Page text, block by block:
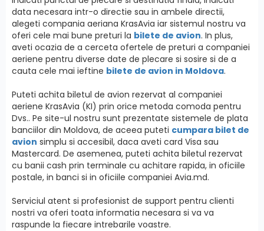
data necesara intr-o directie sau in ambele directii,
alegeti compania aeriana KrasAvia iar sistemul nostru va
oferi cele mai bune preturi la bilete de avion. In plus,
aveti ocazia de a cerceta ofertele de preturi a companiei
aeriene pentru diverse date de plecare si sosire si de a
cauta cele mai ieftine bilete de avion in Moldova.
Puteti achita biletul de avion rezervat al companiei
aeriene KrasAvia (KI) prin orice metoda comoda pentru
Dvs.. Pe site-ul nostru sunt prezentate sistemele de plata
banciilor din Moldova, de aceea puteti cumpara bilet de
avion simplu si accesibil, daca aveti card Visa sau
Mastercard. De asemenea, puteti achita biletul rezervat
cu banii cash prin terminale cu achitare rapida, in oficiile
postale, in banci si in oficiile companiei Avia.md.
Serviciul atent si profesionist de support pentru clienti
nostri va oferi toata informatia necesara si va va
raspunde la fiecare intrebarile voastre.